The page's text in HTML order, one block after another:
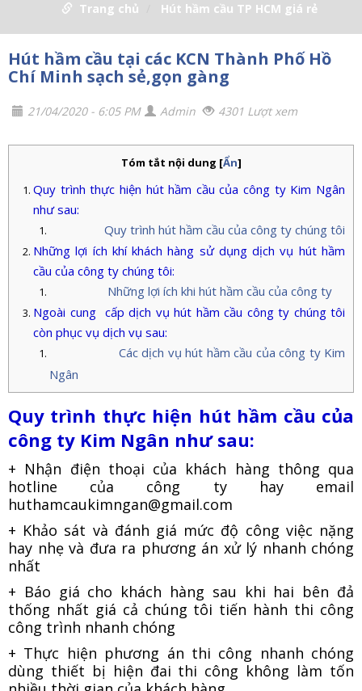
Trang chủ Hút hầm cầu TP HCM giá rẻ
Hút hầm cầu tại các KCN Thành Phố Hồ
Chí Minh sạch sẻ,gọn gàng
21/04/2020 - 6:05 PM Admin 4301 Lượt xem
Tóm tắt nội dung [Ẩn]
Quy trình thực hiện hút hầm cầu của công ty Kim Ngân
như sau:
Quy trình hút hầm cầu của công ty chúng tôi
Những lợi ích khí khách hàng sử dụng dịch vụ hút hầm
cầu của công ty chúng tôi:
Những lợi ích khi hút hầm cầu của công ty
Ngoài cung cấp dịch vụ hút hầm cầu công ty chúng tôi
còn phục vụ dịch vụ sau:
Các dịch vụ hút hầm cầu của công ty Kim
Ngân
Quy trình thực hiện hút hầm cầu của
công ty Kim Ngân như sau:
+ Nhận điện thoại của khách hàng thông qua
hotline của công ty hay email
huthamcaukimngan@gmail.com
+ Khảo sát và đánh giá mức độ công việc nặng
hay nhẹ và đưa ra phương án xử lý nhanh chóng
nhất
+ Báo giá cho khách hàng sau khi hai bên đả
thống nhất giá cả chúng tôi tiến hành thi công
công trình nhanh chóng
+ Thực hiện phương án thi công nhanh chóng
dùng thiết bị hiện đai thi công không làm tốn